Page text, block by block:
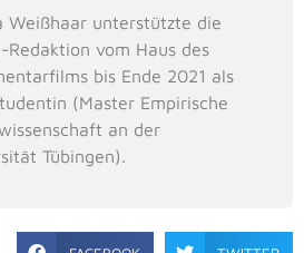
Weißhaar unterstützte die
Redaktion vom Haus des
bis Ende 2021 als
(Master Empirische
an der
Tübingen).